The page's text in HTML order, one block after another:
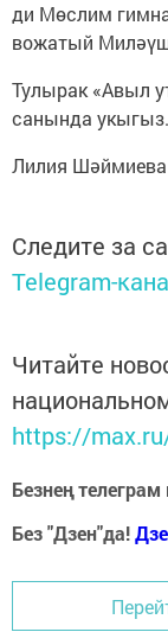
ди Мөслим
вожатый
Тулырак «Авыл
санында укыгыз.
Лилия
Следите за
Telegram-
Читайте
https://
Безнең
Без "Дзен"да!Д